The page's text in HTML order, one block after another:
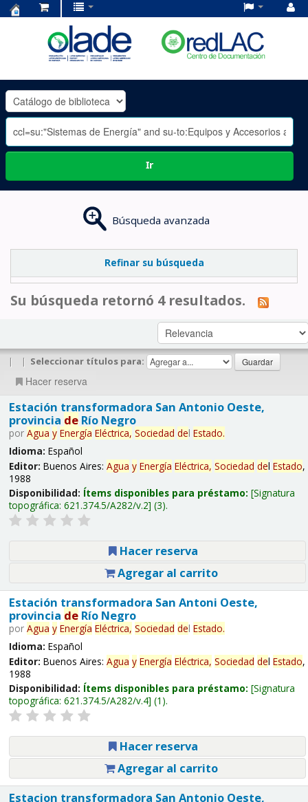
OLADE
-
Ir
Búsqueda avanzada
Refinar su búsqueda
Su búsqueda retornó 4 resultados.
| | Seleccionar títulos para:
Hacer reserva
Estación transformadora San Antonio Oeste,
provincia deRío Negro
por Agua y Energía Eléctrica, Sociedad del Estado.
Idioma: Español
Editor: Buenos Aires: Agua y Energía Eléctrica, Sociedad del Estado,
1988
Disponibilidad: Ítems disponibles para préstamo: Signatura
topográfica: 621.374.5/A282/v.2 (3).
Hacer reserva
Agregar al carrito
Estación transformadora San Antoni Oeste,
provincia deRío Negro
por Agua y Energía Eléctrica, Sociedad del Estado.
Idioma: Español
Editor: Buenos Aires: Agua y Energía Eléctrica, Sociedad del Estado,
1988
Disponibilidad: Ítems disponibles para préstamo: Signatura
topográfica: 621.374.5/A282/v.4 (1).
Hacer reserva
Agregar al carrito
Estacion transformadora San Antonio Oeste,